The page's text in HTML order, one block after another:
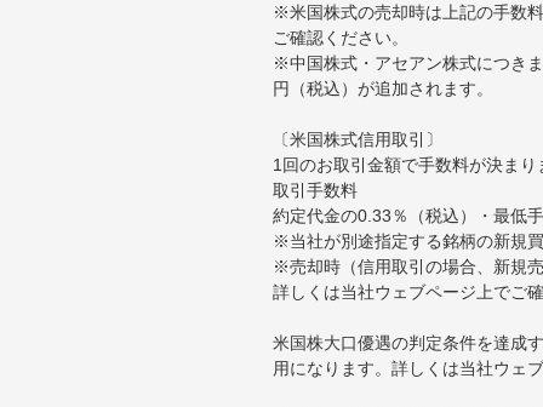
※米国株式の売却時は上記の手数
ご確認ください。
※中国株式・アセアン株式につき
円（税込）が追加されます。
〔米国株式信用取引〕
1回のお取引金額で手数料が決まり
取引手数料
約定代金の0.33％（税込）・最低
※当社が別途指定する銘柄の新規
※売却時（信用取引の場合、新規
詳しくは当社ウェブページ上でご
米国株大口優遇の判定条件を達成
用になります。詳しくは当社ウェ